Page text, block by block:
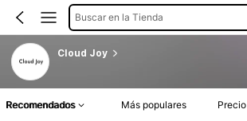
Buscar en la Tienda
Cloud Joy
Recomendados Más populares Precio